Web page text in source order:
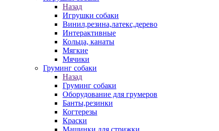
Назад
Игрушки собаки
Винил,резина,латекс,дерево
Интерактивные
Кольца, канаты
Мягкие
Мячики
Груминг собаки
Назад
Груминг собаки
Оборудование для грумеров
Банты,резинки
Когтерезы
Краски
Машинки для стрижки